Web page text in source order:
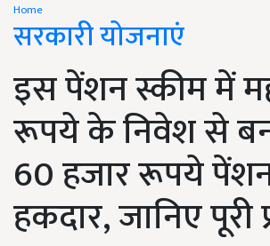
Home
सरकारी योजनाएं
इस पेंशन स्कीम में
रूपये के निवेश से
60 हजार रूपये
हकदार, जानिए पूरी